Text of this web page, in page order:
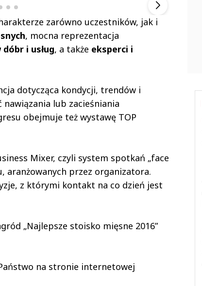
zarówno uczestników, jak i
, mocna reprezentacja
i usług, a także eksperci i
dotycząca kondycji, trendów i
lub zacieśniania
obejmuje też wystawę TOP
Mixer, czyli system spotkań „face
aranżowanych przez organizatora.
z którymi kontakt na co dzień jest
„Najlepsze stoisko mięsne 2016”
na stronie internetowej